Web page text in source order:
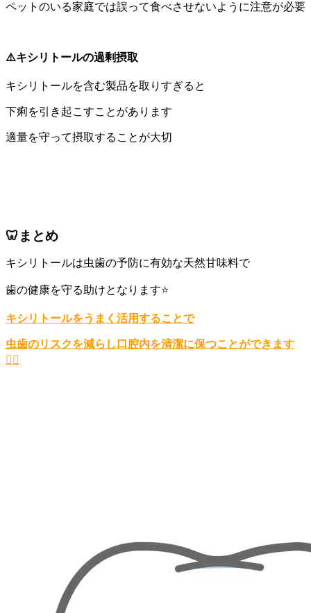
ペットのいる家庭では誤って食べさせないように注意が必要
⚠️キシリトールの過剰摂取
キシリトールを含む製品を取りすぎると
下痢を引き起こすことがあります
適量を守って摂取することが大切
🦷まとめ
キシリトールは虫歯の予防に有効な天然甘味料で
歯の健康を守る助けとなります⭐️
キシリトールをうまく活用することで
虫歯のリスクを減らし口腔内を清潔に保つことができます
🙆‍♀️